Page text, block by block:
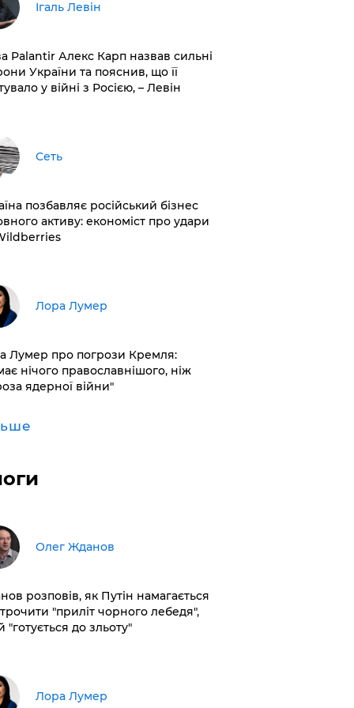
Ігаль Левін
Palantir Алекс Карп назвав сильні
України та пояснив, що її
у війні з Росією, – Левін
Сеть
позбавляє російський бізнес
активу: економіст про удари
​Лора Лумер
Лумер про погрози Кремля:
нічого православнішого, ніж
ядерної війни"
Олег Жданов
розповів, як Путін намагається
"приліт чорного лебедя",
"готується до зльоту"
​Лора Лумер